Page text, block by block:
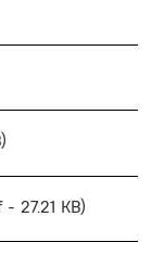
27.21 KB)